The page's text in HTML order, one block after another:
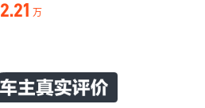
2.21 万